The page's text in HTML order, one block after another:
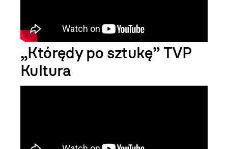
„Którędy po sztukę” TVP
Kultura